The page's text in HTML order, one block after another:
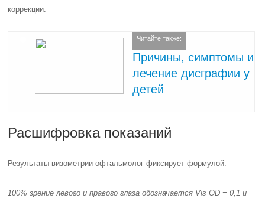
коррекции.
Читайте также:
Причины, симптомы и
лечение дисграфии у
детей
Расшифровка показаний
Результаты визометрии офтальмолог фиксирует формулой.
100% зрение левого и правого глаза обозначается Vis OD = 0,1 и